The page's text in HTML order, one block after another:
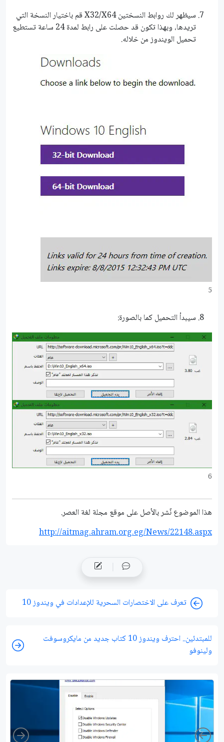
سيظهر لك روابط النسختين X32/X64 قم باختيار النسخة التي
تريدها، وبهذا تكون قد حصلت على رابط لمدة 24 ساعة تستطيع
تحميل الويندوز من خلاله.
5
سيبدأ التحميل كما بالصورة:
6
هذا الموضوع نٌشر باﻷصل على موقع مجلة لغة العصر.
http://aitmag.ahram.org.eg/News/22148.aspx
تعرف على الاختصارات السحرية للإعدادات في ويندوز 10
للمبتدئين.. احترف ويندوز 10 كتاب جديد من مايكروسوفت
ولينوفو
Left